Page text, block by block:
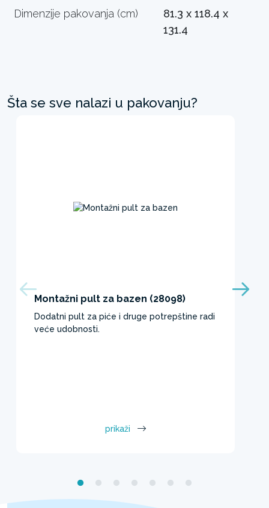
Dimenzije pakovanja (cm)
81.3 x 118.4 x
131.4
Šta se sve nalazi u pakovanju?
Montažni pult za bazen (28098)
Dodatni pult za piće i druge potrepštine radi
veće udobnosti.
prikaži